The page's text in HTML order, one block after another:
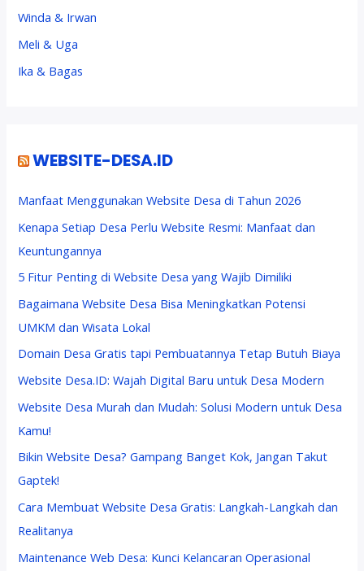
Winda & Irwan
Meli & Uga
Ika & Bagas
WEBSITE-DESA.ID
Manfaat Menggunakan Website Desa di Tahun 2026
Kenapa Setiap Desa Perlu Website Resmi: Manfaat dan
Keuntungannya
5 Fitur Penting di Website Desa yang Wajib Dimiliki
Bagaimana Website Desa Bisa Meningkatkan Potensi
UMKM dan Wisata Lokal
Domain Desa Gratis tapi Pembuatannya Tetap Butuh Biaya
Website Desa.ID: Wajah Digital Baru untuk Desa Modern
Website Desa Murah dan Mudah: Solusi Modern untuk Desa
Kamu!
Bikin Website Desa? Gampang Banget Kok, Jangan Takut
Gaptek!
Cara Membuat Website Desa Gratis: Langkah-Langkah dan
Realitanya
Maintenance Web Desa: Kunci Kelancaran Operasional